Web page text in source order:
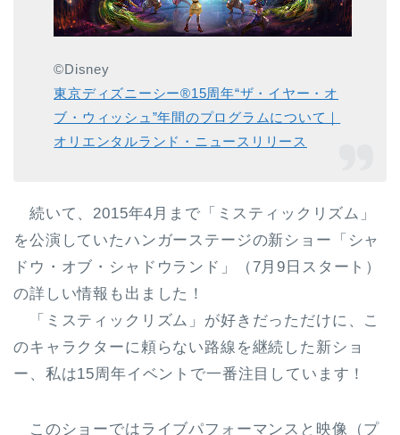
©Disney
東京ディズニーシー®15周年“ザ・イヤー・オ
ブ・ウィッシュ”年間のプログラムについて｜
オリエンタルランド・ニュースリリース
続いて、2015年4月まで「ミスティックリズム」
を公演していたハンガーステージの新ショー「シャ
ドウ・オブ・シャドウランド」（7月9日スタート）
の詳しい情報も出ました！
「ミスティックリズム」が好きだっただけに、こ
のキャラクターに頼らない路線を継続した新ショ
ー、私は15周年イベントで一番注目しています！
このショーではライブパフォーマンスと映像（プ